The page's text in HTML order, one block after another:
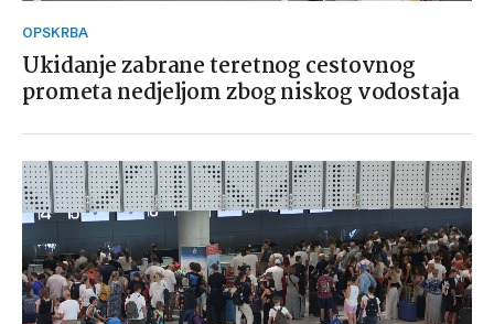
OPSKRBA
Ukidanje zabrane teretnog cestovnog
prometa nedjeljom zbog niskog vodostaja